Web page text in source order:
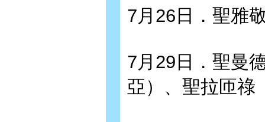
7月26日．聖雅
7月29日．聖曼
亞）、聖拉匝祿